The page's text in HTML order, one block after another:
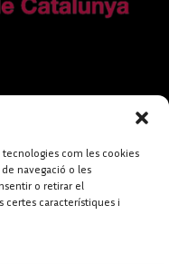
com les cookies
navegació o les
o retirar el
característiques i